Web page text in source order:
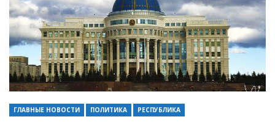
ГЛАВНЫЕ НОВОСТИ ПОЛИТИКА РЕСПУБЛИКА